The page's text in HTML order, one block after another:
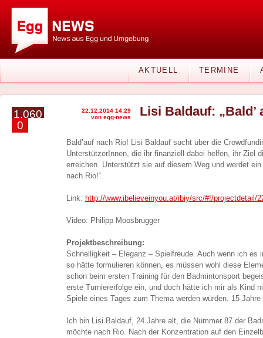
AKTUELL TERMINE
1.060
0
22.12.2014 14:29
von egg-news
Lisi Baldauf: „Bald’
Bald’auf nach Rio! Lisi Baldauf sucht über die
UnterstützerInnen, die ihr finanziell dabei helfen, ihr Ziel
erreichen. Unterstützt sie auf diesem Weg und werdet
nach Rio!“.
Link: http://www.ibelieveinyou.at/ibiy/src/#!/projectdetail/
Video: Philipp Moosbrugger
Projektbeschreibung:
Schnelligkeit – Eleganz – Spielfreude. Auch wenn ich es
so hätte formulieren können, es müssen wohl diese
schon beim ersten Training für den Badmintonsport
erste Turniererfolge ein, und doch hätte ich mir als Kind
Spiele eines Tages zum Thema werden würden. 15
Ich bin Lisi Baldauf, 24 Jahre alt, die Nummer 87 der
möchte nach Rio. Nach der Konzentration auf den